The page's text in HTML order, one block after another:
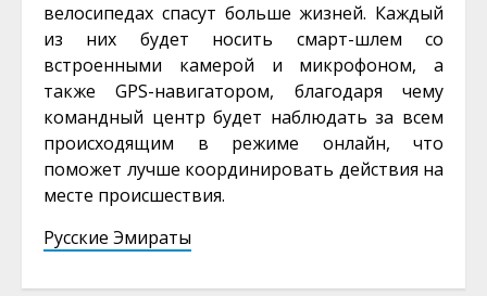
велосипедах спасут больше жизней. Каждый
из них будет носить смарт-шлем со
встроенными камерой и микрофоном, а
также GPS-навигатором, благодаря чему
командный центр будет наблюдать за всем
происходящим в режиме онлайн, что
поможет лучше координировать действия на
месте происшествия.
Русские Эмираты